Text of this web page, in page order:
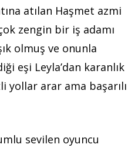
atılan Haşmet azmi
zengin bir iş adamı
olmuş ve onunla
eşi Leyla’dan karanlık
yollar arar ama başarılı
sevilen oyuncu